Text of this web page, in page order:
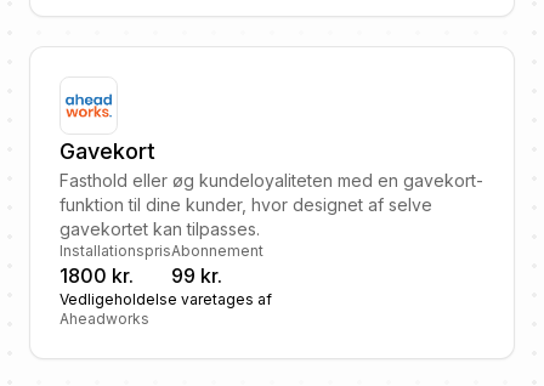
Gavekort
Fasthold eller øg kundeloyaliteten med en gavekort-
funktion til dine kunder, hvor designet af selve
gavekortet kan tilpasses.
Installationspris
1800 kr.
Abonnement
99 kr.
Vedligeholdelse varetages af
Aheadworks